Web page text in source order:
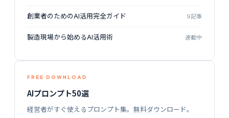
創業者のためのAI活用完全ガイド 9記事
製造現場から始めるAI活用術 連載中
FREE DOWNLOAD
AIプロンプト50選
経営者がすぐ使えるプロンプト集。無料ダウンロード。